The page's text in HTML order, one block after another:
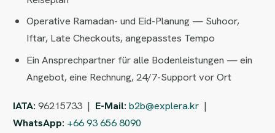
Operative Ramadan- und Eid-Planung — Suhoor,
Iftar, Late Checkouts, angepasstes Tempo
Ein Ansprechpartner für alle Bodenleistungen — ein
Angebot, eine Rechnung, 24/7-Support vor Ort
IATA: 96215733 | E-Mail: b2b@explera.kr |
WhatsApp: +66 93 656 8090